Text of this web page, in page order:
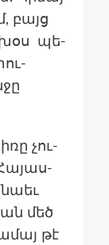
բայց
պե­
չու­
Հա­յաս­
մեծ
թէ